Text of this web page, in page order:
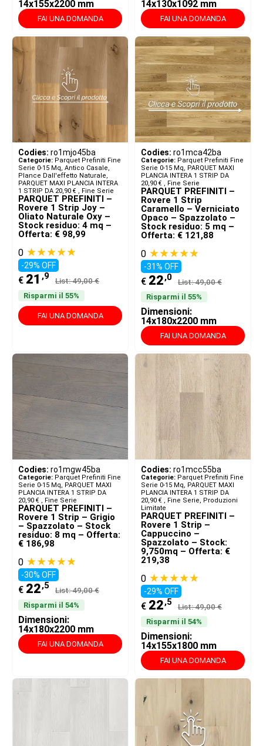
14x155x2200 mm
FAI UNA DOMANDA
14x130x1092 mm
FAI UNA DOMANDA
Codies: ro1mjo45ba
Categorie: Parquet Prefiniti Fine
Serie 0-15 Mq, Antico Casale,
Plance Dall'effetto Naturale,
PARQUET MAXI PLANCIA INTERA
1 STRIP DA 20,90 € ​ , Fine Serie
PARQUET PREFINITI –
Rovere 1 Strip Joy –
Oliato Naturale Oxy –
Stock residuo: 4 mq –
Offerta: € 98,99
0 ★★★★★
-29% OFF
€ 21 ,9 List: 49,00 €
Risparmi il 55%
FAI UNA DOMANDA
Codies: ro1mca42ba
Categorie: Parquet Prefiniti Fine
Serie 0-15 Mq, PARQUET MAXI
PLANCIA INTERA 1 STRIP DA
20,90 € ​ , Fine Serie
PARQUET PREFINITI –
Rovere 1 Strip
Caramello – Verniciato
Opaco – Spazzolato –
Stock residuo: 5 mq –
Offerta: € 121,88
0 ★★★★★
-31% OFF
€ 22,0 List: 49,00 €
Risparmi il 55%
Dimensioni:
14x180x2200 mm
FAI UNA DOMANDA
Codies: ro1mgw45ba
Categorie: Parquet Prefiniti Fine
Serie 0-15 Mq, PARQUET MAXI
PLANCIA INTERA 1 STRIP DA
20,90 € ​ , Fine Serie
PARQUET PREFINITI –
Rovere 1 Strip – Grigio
– Spazzolato – Stock
residuo: 8 mq – Offerta:
€ 186,98
0 ★★★★★
-30% OFF
€ 22,5 List: 49,00 €
Risparmi il 54%
Dimensioni:
14x180x2200 mm
FAI UNA DOMANDA
Codies: ro1mcc55ba
Categorie: Parquet Prefiniti Fine
Serie 0-15 Mq, PARQUET MAXI
PLANCIA INTERA 1 STRIP DA
20,90 € ​ , Fine Serie, Produzioni
Limitate
PARQUET PREFINITI –
Rovere 1 Strip –
Cappuccino –
Spazzolato – Stock:
9,750mq – Offerta: €
219,38
0 ★★★★★
-29% OFF
€ 22,5 List: 49,00 €
Risparmi il 54%
Dimensioni:
14x155x1800 mm
FAI UNA DOMANDA